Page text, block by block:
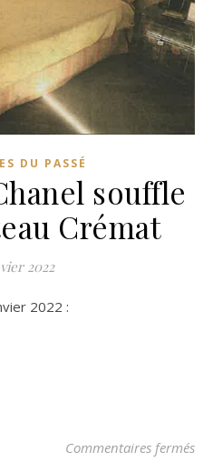
DU PASSÉ
souffle
Crémat
2022
2022 :
Commentaires fermés